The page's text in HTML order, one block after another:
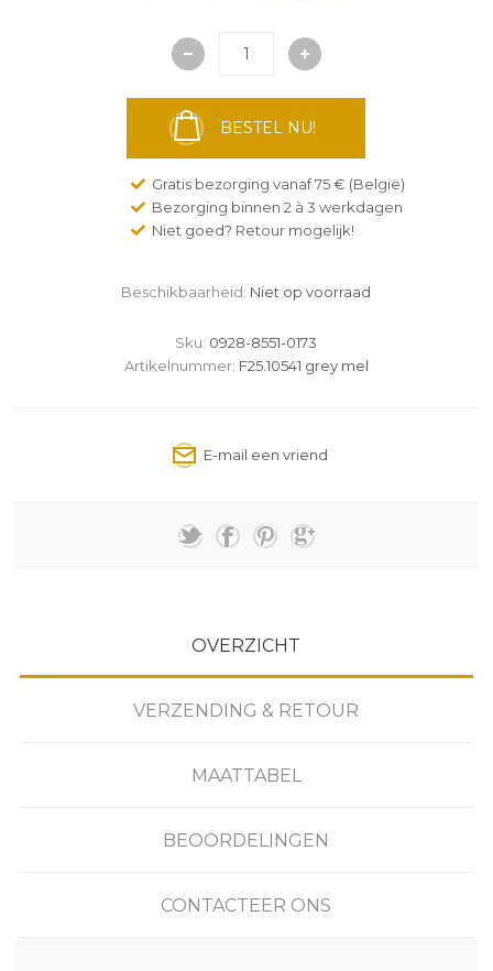
BESTEL NU!
Gratis bezorging vanaf 75 € (België)
Bezorging binnen 2 à 3 werkdagen
Niet goed? Retour mogelijk!
Beschikbaarheid: Niet op voorraad
Sku: 0928-8551-0173
Artikelnummer: F25.10541 grey mel
OVERZICHT
VERZENDING & RETOUR
MAATTABEL
BEOORDELINGEN
CONTACTEER ONS